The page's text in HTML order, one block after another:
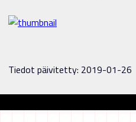
Tiedot päivitetty: 2019-01-26